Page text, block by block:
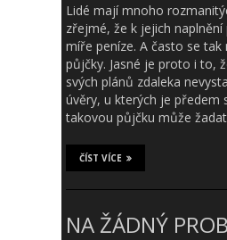
Lidé mají mnoho
zřejmé, že k jejich
míře peníze. A často se
půjčky. Jasné je proto i to,
svých plánů zdaleka
úvěry, u kterých je předem
takovou půjčku může
ČÍST VÍCE
NA ŽÁDNÝ